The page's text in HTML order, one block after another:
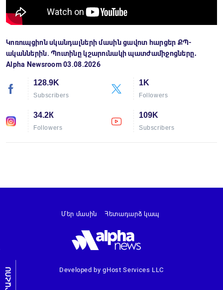
Կոռուպցիոն սկանդալների մասին ցավոտ հարցեր ՔՊ-
ականներին. Պուտինը կշարունակի պատժամիջոցները․
Alpha Newsroom 03.08.2026
128.9K
Subscribers
1K
Followers
34.2К
Followers
109K
Subscribers
ԼՐԱՀՈՍ Developed by gHost Services LLC
Մեր մասին Հետադարձ կապ